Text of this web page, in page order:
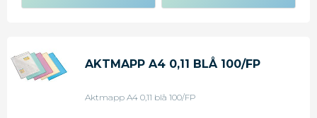
AKTMAPP A4 0,11 BLÅ 100/FP
Aktmapp A4 0,11 blå 100/FP